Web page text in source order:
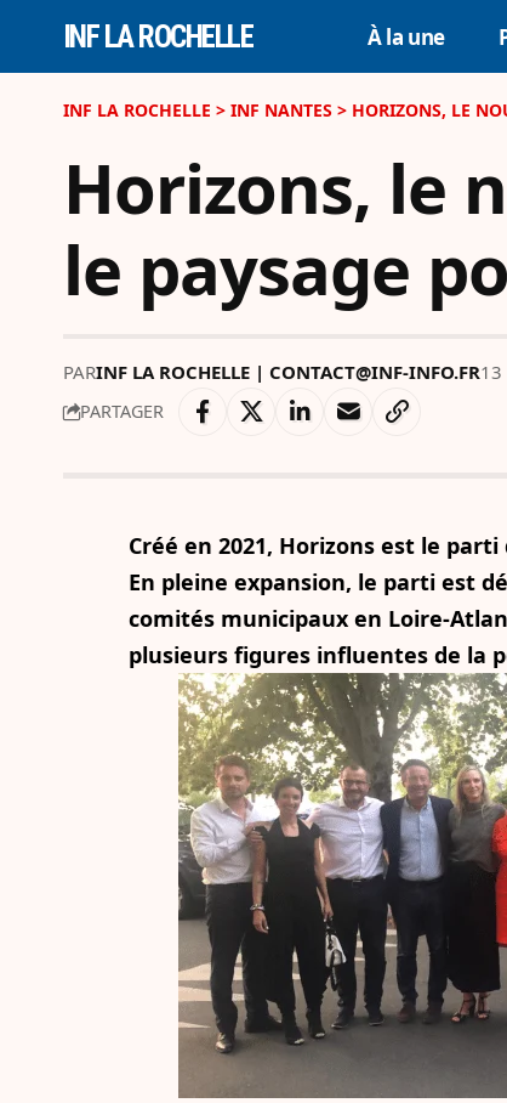
INF LA ROCHELLE À la une
INF LA ROCHELLE > INF NANTES > HORIZONS, LE
Horizons, le
le paysage
PARINF LA ROCHELLE | CONTACT@INF-INFO.FR13
PARTAGER
Créé en 2021, Horizons est le
En pleine expansion, le parti est
comités municipaux en Loire-
plusieurs figures influentes de la